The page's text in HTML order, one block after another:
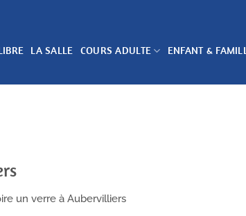
LA SALLE COURS ADULTE ENFANT &
un verre à Aubervilliers